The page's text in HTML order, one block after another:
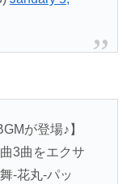
が登場♪】
3曲をエクサ
-花丸-パッ